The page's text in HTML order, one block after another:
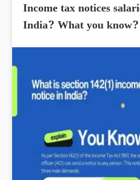
Income tax notices
India? What you know?